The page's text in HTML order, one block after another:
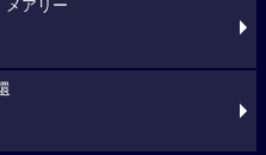
メアリー